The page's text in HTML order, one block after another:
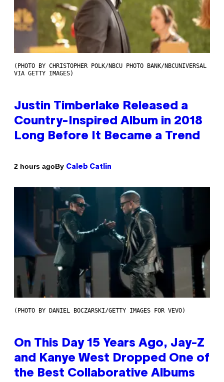
(PHOTO BY CHRISTOPHER POLK/NBCU PHOTO BANK/NBCUNIVERSAL
VIA GETTY IMAGES)
Justin Timberlake Released a
Country-Inspired Album in 2018
Long Before It Became a Trend
2 hours agoBy Caleb Catlin
(PHOTO BY DANIEL BOCZARSKI/GETTY IMAGES FOR VEVO)
On This Day 15 Years Ago, Jay-Z
and Kanye West Dropped One of
the Best Collaborative Albums